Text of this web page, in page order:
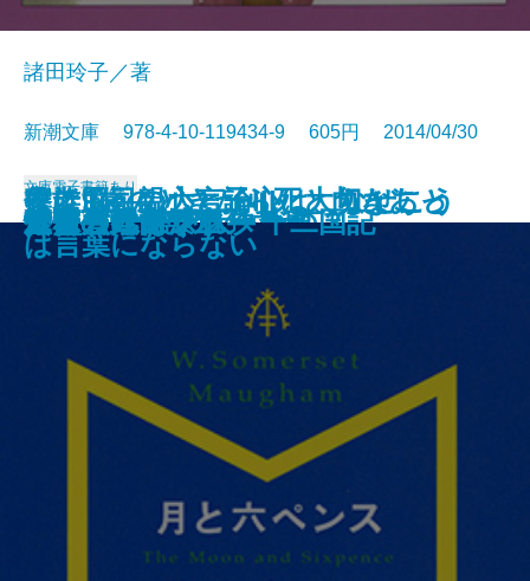
なにを食べたらいいの？
情事の終り
無花果の森
あつあつを召し上がれ
転迷―隠蔽捜査4―
家族脳―親心と子心は、なぜこう
も厄介なのか―
ポーカー・フェース
ヒコベエ
僕は9歳のときから死と向きあっ
てきた
幽霊の涙―お鳥見女房―
諸田玲子／著
新潮文庫 978-4-10-119434-9 605円 2014/04/30
文庫電子書籍あり
月と六ペンス
外務省に告ぐ
ナニワ・モンスター
エコラム
虚像の政商〔上〕
虚像の政商〔下〕
末裔
養老孟司の大言論III 大切なこと
は言葉にならない
黄昏の岸 暁の天 十二国記
黄昏―たそがれ―